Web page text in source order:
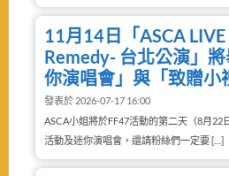
11月14日「ASCA
Remedy- 台北公演」
你演唱會」與「致贈小
發表於 2026-07-17 16:00
ASCA小姐將於FF47活動的第二天（8月22
活動及迷你演唱會，還請粉絲們一定要 […]